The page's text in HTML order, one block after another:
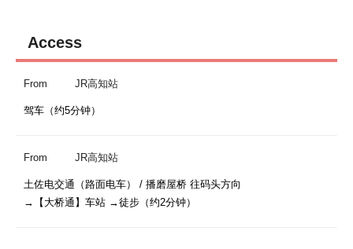
Access
From JR高知站
驾车（约5分钟）
From JR高知站
土佐电交通（路面电车） / 播磨屋桥 往码头方向
→【大桥通】车站 →徒步（约2分钟）